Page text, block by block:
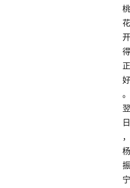
桃
花
开
得
正
好
。
翌
日
，
杨
振
宁